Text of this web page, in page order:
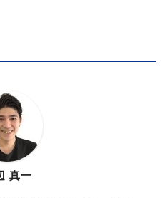
真一
お客様スタイル
ご予約について
ュー・クーポン